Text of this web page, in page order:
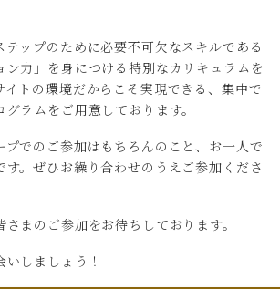
テップのために必要不可欠なスキルである
ン力」を身につける特別なカリキュラムを
イトの環境だからこそ実現できる、集中で
ラムをご用意しております。
プでのご参加はもちろんのこと、お一人で
す。ぜひお繰り合わせのうえご参加くださ
まのご参加をお待ちしております。
しましょう！